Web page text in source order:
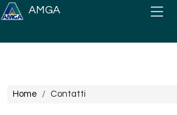
Salta al contenuto principale
AMGA
Briciole di pane
Home Contatti